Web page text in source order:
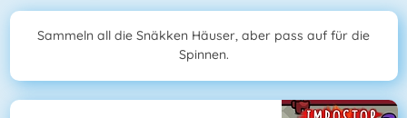
Sammeln all die Snäkken Häuser, aber pass auf für die
Spinnen.